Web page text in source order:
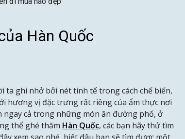
Hàn Quốc
ta ghi nhở bởi nét tinh tế trong cách chế biến,
hương vị đặc trưng rất riêng của ẩm thực nơi
ngay cả trong những món ăn đường phố, ở
thể ghé thăm Hàn Quốc, các bạn hãy thử tìm